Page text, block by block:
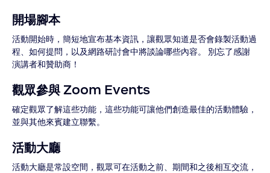
開場腳本
活動開始時，簡短地宣布基本資訊，讓觀眾知道是否會錄製活動過
程、如何提問，以及網路研討會中將談論哪些內容。 別忘了感謝
演講者和贊助商！
觀眾參與 Zoom Events
確定觀眾了解這些功能，這些功能可讓他們創造最佳的活動體驗，
並與其他來賓建立聯繫。
活動大廳
活動大廳是常設空間，觀眾可在活動之前、期間和之後相互交流，